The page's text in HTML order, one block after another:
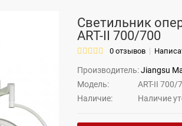
Светильник
ART-II 700/700
0 отзывов
Производитель: Jiangsu
Модель:
ART-II 700/
Наличие:
Hаличие